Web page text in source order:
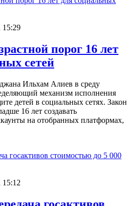
15:29
порог 16 лет
сетей
Ильхам Алиев в среду
механизм исполнения
детей в социальных сетях. Закон
16 лет создавать
на отобранных платформах,
15:12